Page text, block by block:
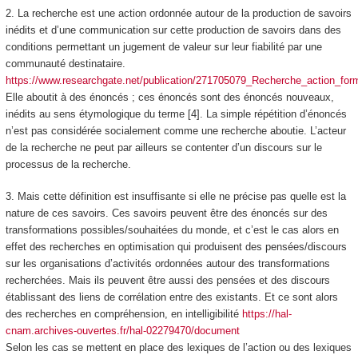
2. La recherche est une action ordonnée autour de la production de savoirs
inédits et d’une communication sur cette production de savoirs dans des
conditions permettant un jugement de valeur sur leur fiabilité par une
communauté destinataire.
https://www.researchgate.net/publication/
Elle aboutit à des énoncés ; ces énoncés sont des énoncés nouveaux,
inédits au sens étymologique du terme [4]. La simple répétition d’énoncés
n’est pas considérée socialement comme une recherche aboutie. L’acteur
de la recherche ne peut par ailleurs se contenter d’un discours sur le
processus de la recherche.
3. Mais cette définition est insuffisante si elle ne précise pas quelle est la
nature de ces savoirs. Ces savoirs peuvent être des énoncés sur des
transformations possibles/souhaitées du monde, et c’est le cas alors en
effet des recherches en optimisation qui produisent des pensées/discours
sur les organisations d’activités ordonnées autour des transformations
recherchées. Mais ils peuvent être aussi des pensées et des discours
établissant des liens de corrélation entre des existants. Et ce sont alors
des recherches en compréhension, en intelligibilité https://hal-
cnam.archives-ouvertes.fr/hal-02279470/document
Selon les cas se mettent en place des lexiques de l’action ou des lexiques